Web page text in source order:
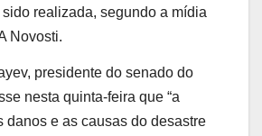
realizada, segundo a mídia
Novosti.
presidente do senado do
nesta quinta-feira que “a
danos e as causas do desastre